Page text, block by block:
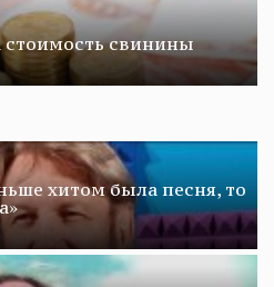
свинины
хитом была песня, то